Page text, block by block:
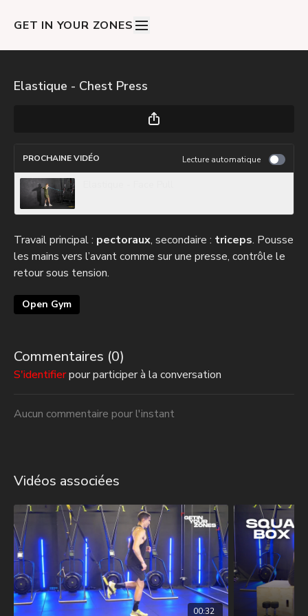
GET IN YOUR ZONES
Elastique - Chest Press
PROCHAINE VIDÉO Lecture automatique
Travail principal : pectoraux, secondaire : triceps. Pousse
les mains vers l’avant comme sur une presse, contrôle le
retour sous tension.
Open Gym
Commentaires (0)
S'identifierpour participer à la conversation
Aucun commentaire pour l'instant
Vidéos associées
00:32